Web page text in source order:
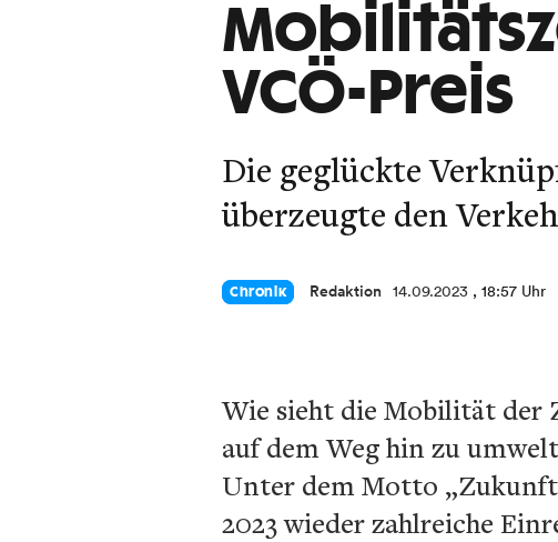
VCÖ-Preis
Die geglückte
überzeugte den
Chronik Redaktion 14.09.2023 , 18:57 Uhr
Wie sieht die Mobilität der
auf dem Weg hin zu
Unter dem Motto
2023 wieder zahlreiche